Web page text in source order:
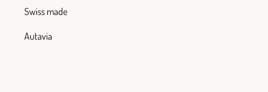
Swiss made
Autavia